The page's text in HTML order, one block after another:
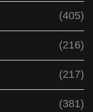
(405)
(216)
(217)
(381)